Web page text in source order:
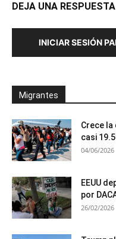
DEJA UNA RESPUESTA
INICIAR SESIÓN
Migrantes
Crece
casi
04/06/2026
EEUU
por
26/02/2026